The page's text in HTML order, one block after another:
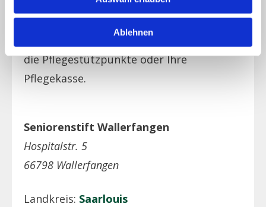
Ablehnen
Kostenerstattung geben Ihnen auch
die Pflegestützpunkte oder Ihre
Pflegekasse.
Seniorenstift Wallerfangen
Hospitalstr. 5
66798 Wallerfangen
Landkreis: Saarlouis